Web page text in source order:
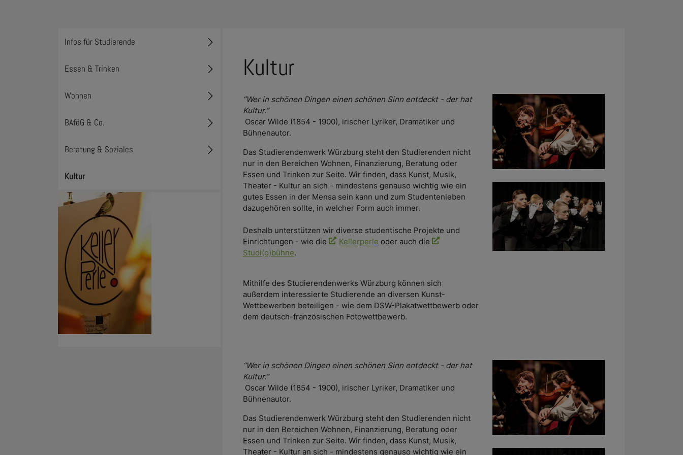
Kultur
“Wer in schönen Dingen einen schönen Sinn entdeckt - der hat
Kultur.”
Oscar Wilde (1854 - 1900), irischer Lyriker, Dramatiker und
Bühnenautor.
Das Studierendenwerk Würzburg steht den Studierenden nicht
nur in den Bereichen Wohnen, Finanzierung, Beratung oder
Essen und Trinken zur Seite. Wir finden, dass Kunst, Musik,
Theater - Kultur an sich - mindestens genauso wichtig wie ein
gutes Essen in der Mensa sein kann und zum Studentenleben
dazugehören sollte, in welcher Form auch immer.
Deshalb unterstützen wir diverse studentische Projekte und
Einrichtungen - wie die
Kellerperle oder auch die
Studi(o)bühne.
Mithilfe des Studierendenwerks Würzburg können sich
außerdem interessierte Studierende an diversen Kunst-
Wettbewerben beteiligen - wie dem DSW-Plakatwettbewerb oder
dem deutsch-französischen Fotowettbewerb.
“Wer in schönen Dingen einen schönen Sinn entdeckt - der hat
Kultur.”
Oscar Wilde (1854 - 1900), irischer Lyriker, Dramatiker und
Bühnenautor.
Das Studierendenwerk Würzburg steht den Studierenden nicht
nur in den Bereichen Wohnen, Finanzierung, Beratung oder
Essen und Trinken zur Seite. Wir finden, dass Kunst, Musik,
Theater - Kultur an sich - mindestens genauso wichtig wie ein
Infos für Studierende
Toggle Dropdown
Essen & Trinken
Toggle Dropdown
Wohnen
Toggle Dropdown
BAföG & Co.
Toggle Dropdown
Beratung & Soziales
Toggle Dropdown
Kultur